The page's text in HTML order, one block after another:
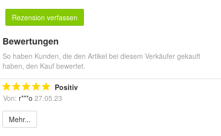
Rezension verfassen
Bewertungen
So haben Kunden, die den Artikel bei diesem Verkäufer gekauft
haben, den Kauf bewertet.
Positiv
Von: r***o 27.05.23
Mehr...